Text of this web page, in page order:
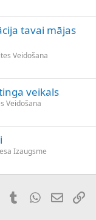
tavai mājas
Veidošana
veikals
Veidošana
Izaugsme
PinterestTumblrWhatsApp
E-pasts